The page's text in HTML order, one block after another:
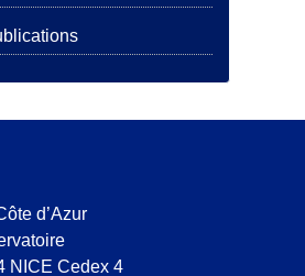
d’Azur
NICE Cedex 4